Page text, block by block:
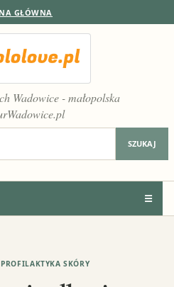
GŁÓWNA
Wadowice - małopolska
SZUKAJ
☰
SKÓRY